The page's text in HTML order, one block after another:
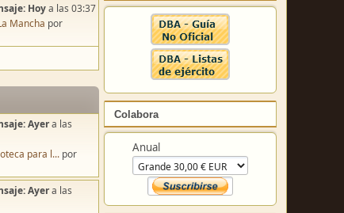
Colabora
Anual
Hoya las 03:37
Mancha por
Ayera las
para l... por
Ayera las